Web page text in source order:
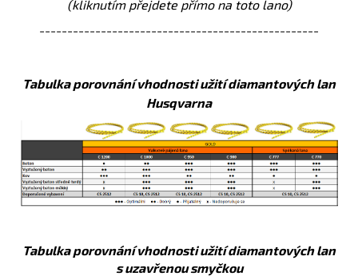
(kliknutím přejdete přímo na toto lano)
--------------------------------------------------
Tabulka porovnání vhodnosti užití diamantových lan
Husqvarna
Tabulka porovnání vhodnosti užití diamantových lan
s uzavřenou smyčkou